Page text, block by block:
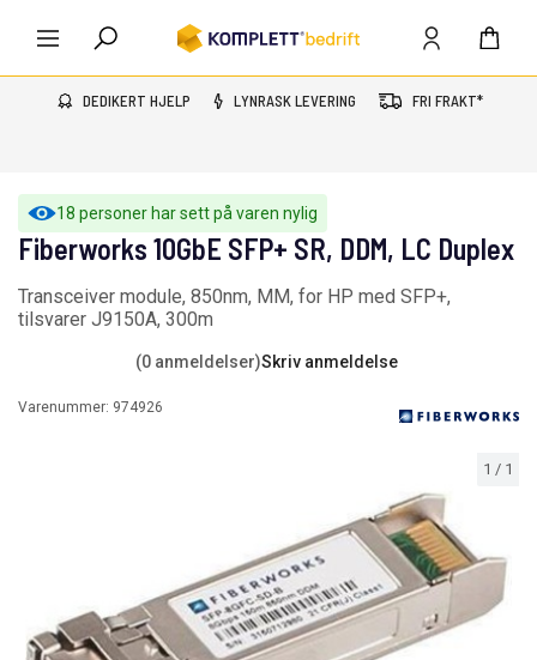
DEDIKERT HJELP LYNRASK LEVERING FRI FRAKT*
18 personer har sett på varen nylig
1 / 1
Fiberworks 10GbE SFP+ SR, DDM, LC Duplex
Transceiver module, 850nm, MM, for HP med SFP+,
tilsvarer J9150A, 300m
(0 anmeldelser)Skriv anmeldelse
Varenummer: 974926